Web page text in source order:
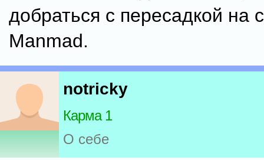
добраться с пересадкой на
Manmad.
notricky
Карма 1
О себе